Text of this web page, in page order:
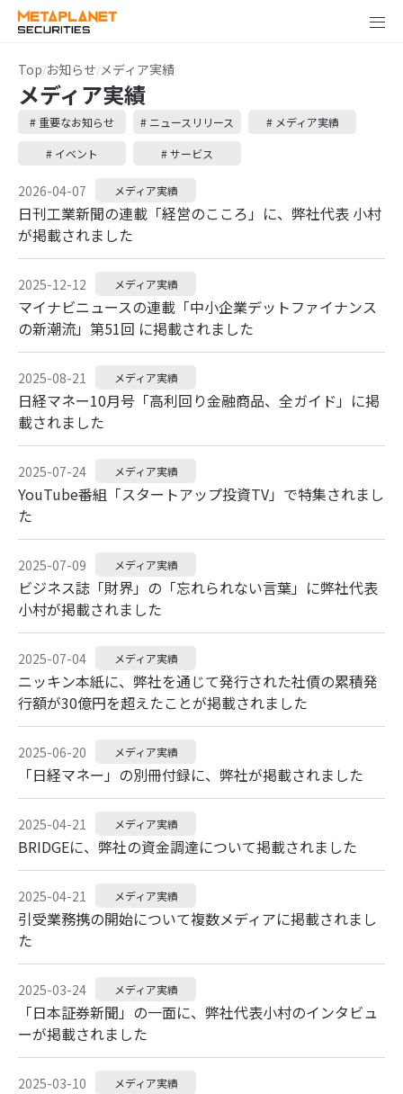
Top お知らせ メディア実績
メディア実績
# 重要なお知らせ # ニュースリリース # メディア実績
# イベント # サービス
2026-04-07 メディア実績
日刊工業新聞の連載「経営のこころ」に、弊社代表 小村
が掲載されました
2025-12-12 メディア実績
マイナビニュースの連載「中小企業デットファイナンス
の新潮流」第51回 に掲載されました
2025-08-21 メディア実績
日経マネー10月号「高利回り金融商品、全ガイド」に掲
載されました
2025-07-24 メディア実績
YouTube番組「スタートアップ投資TV」で特集されまし
た
2025-07-09 メディア実績
ビジネス誌「財界」の「忘れられない言葉」に弊社代表
小村が掲載されました
2025-07-04 メディア実績
ニッキン本紙に、弊社を通じて発行された社債の累積発
行額が30億円を超えたことが掲載されました
2025-06-20 メディア実績
「日経マネー」の別冊付録に、弊社が掲載されました
2025-04-21 メディア実績
BRIDGEに、弊社の資金調達について掲載されました
2025-04-21 メディア実績
引受業務携の開始について複数メディアに掲載されまし
た
2025-03-24 メディア実績
「日本証券新聞」の一面に、弊社代表小村のインタビュ
ーが掲載されました
2025-03-10 メディア実績